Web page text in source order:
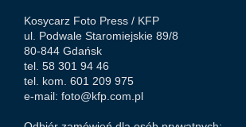
Kosycarz Foto Press / KFP
ul. Podwale Staromiejskie 89/8
80-844 Gdańsk
tel. 58 301 94 46
tel. kom. 601 209 975
e-mail: foto@kfp.com.pl